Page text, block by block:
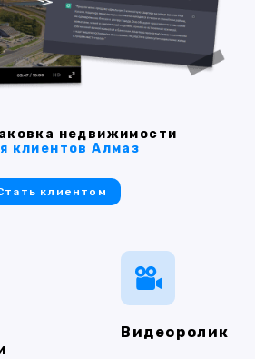
Видеоролик
недвижимости
клиентов Алмаз
клиентом